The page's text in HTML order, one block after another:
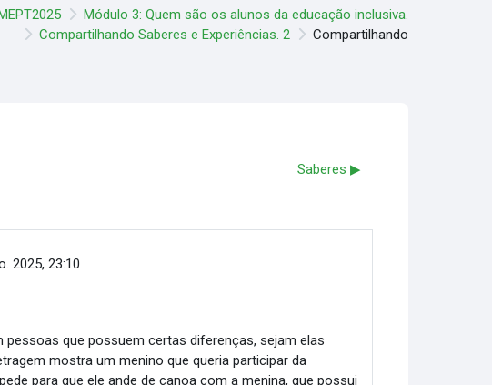
Módulo 3: Quem são os alunos da educação inclusiva.
Compartilhando Saberes e Experiências. 2
Compartilhando
Saberes ▶︎
2025, 23:10
que possuem certas diferenças, sejam elas
mostra um menino que queria participar da
para que ele ande de canoa com a menina, que possui